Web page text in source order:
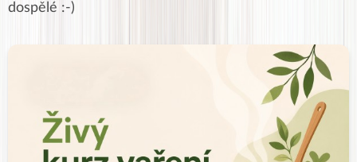
dospělé :-)